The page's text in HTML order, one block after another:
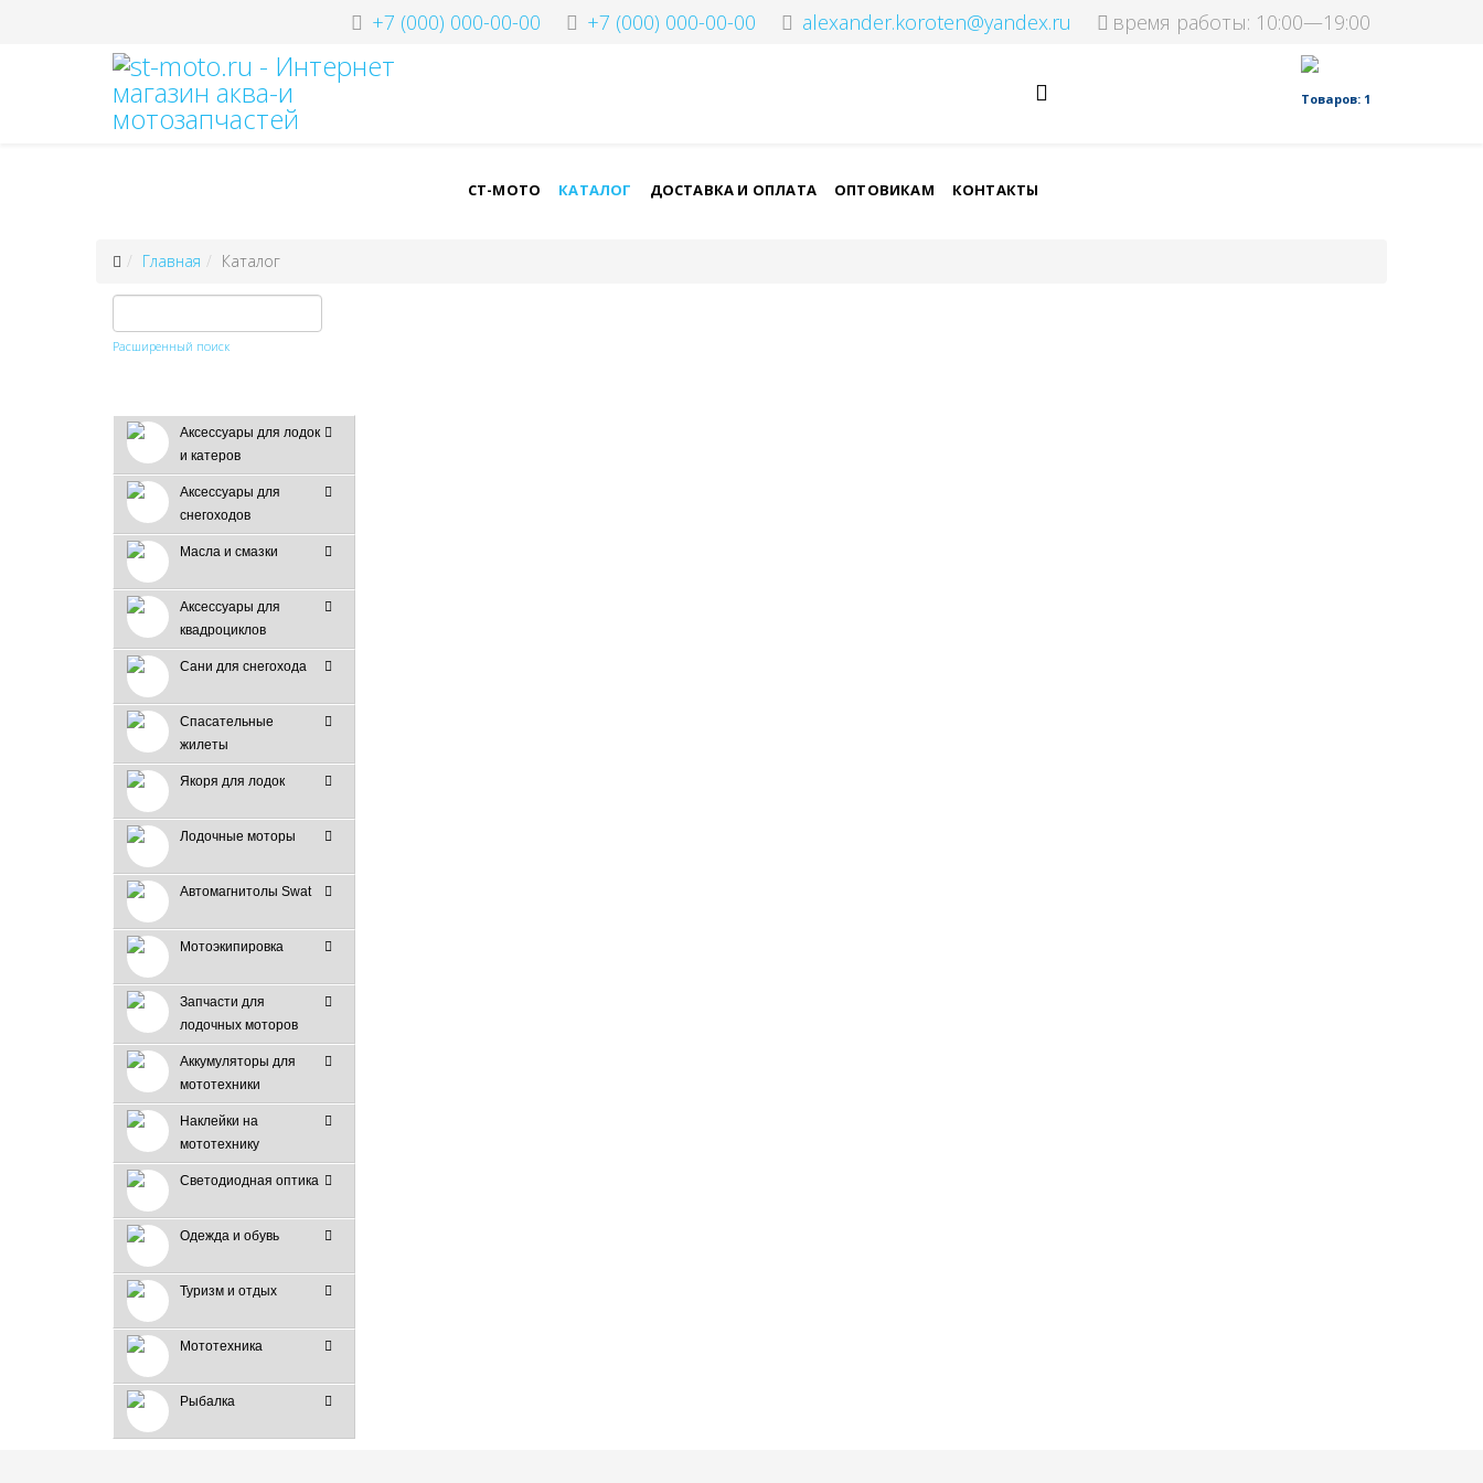
+7 (000) 000-00-00 +7 (000) 000-00-00 alexander.koroten@yandex.ru время работы: 10:00—19:00
СТ-МОТО КАТАЛОГ ДОСТАВКА И ОПЛАТА ОПТОВИКАМ КОНТАКТЫ
Товаров: 1
Главная Каталог
Расширенный поиск
Аксессуары для лодок
и катеров
Аксессуары для
снегоходов
Масла и смазки
Аксессуары для
квадроциклов
Сани для снегохода
Спасательные
жилеты
Якоря для лодок
Лодочные моторы
Автомагнитолы Swat
Мотоэкипировка
Запчасти для
лодочных моторов
Аккумуляторы для
мототехники
Наклейки на
мототехнику
Светодиодная оптика
Одежда и обувь
Туризм и отдых
Мототехника
Рыбалка